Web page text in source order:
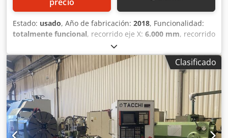
Estado: usado, Año de fabricación: 2018, Funcionalidad:
totalmente funcional, recorrido eje X: 6.000 mm, recorrido
, recorrido del eje Z:
RepairFIT de Dornhöfer La diferencia. ¡Incluye instalación y
puesta en marcha! Año de fabricación de la máquina: 2018
Capacidades / Recorridos: Longitudinal (X): mm 6.000
Vertical (Y): mm 3.200 Transversal (Z): mm 1.500 Tamaño
de la mesa: Longitud: mm 6.000 Anchura: mm 2.500 Ancho
de ranuras en T: mm 22H12 Distancia entre ranuras: mm
250 Pintura: RAL 7021 (gris negro) RAL 7035 (gris luminoso)
Djdjyu Swcjpfx Ablsck NCS S 3560 R80B (azul
Clasificado